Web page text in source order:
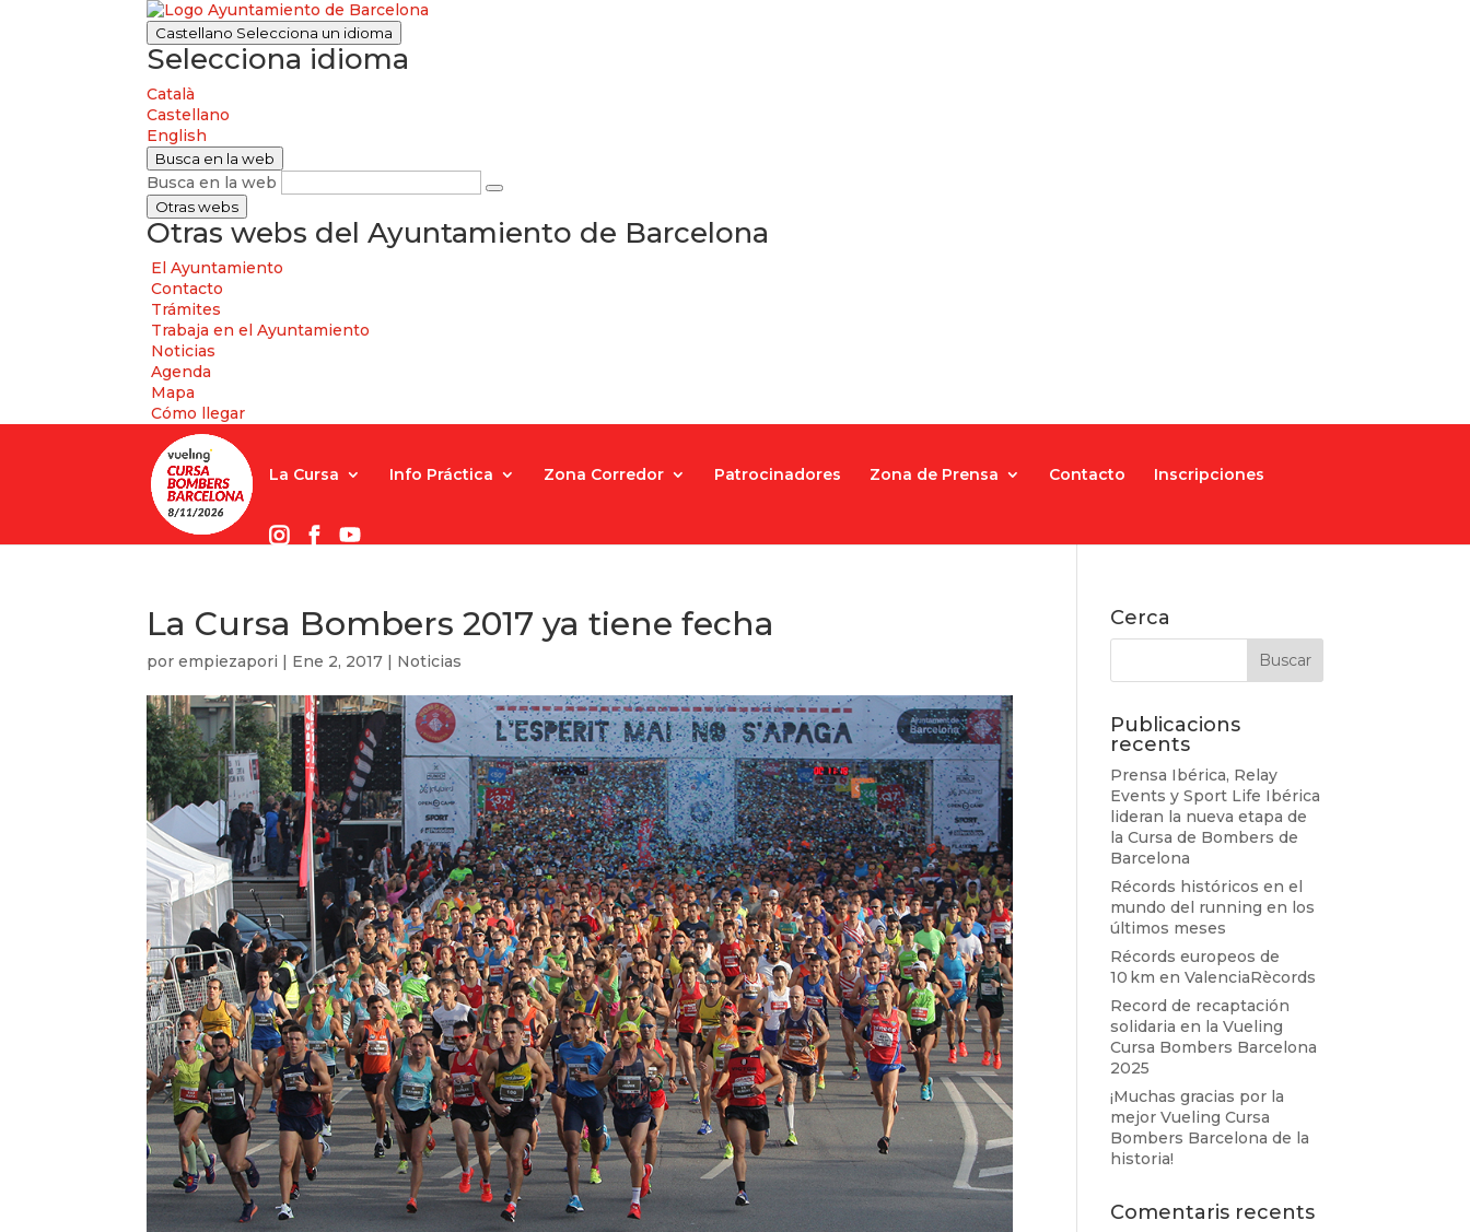
Castellano Selecciona un idioma
Selecciona idioma
Català
Castellano
English
Busca en la web
Busca en la web
Otras webs
Otras webs del Ayuntamiento de Barcelona
El Ayuntamiento
Contacto
Trámites
Trabaja en el Ayuntamiento
Noticias
Agenda
Mapa
Cómo llegar
La Cursa Info Práctica Zona Corredor Patrocinadores Zona de Prensa Contacto Inscripciones
La Cursa Bombers 2017 ya tiene fecha
porempiezapori | Ene 2, 2017 | Noticias
Cerca
Publicacions
recents
Prensa Ibérica, Relay
Events y Sport Life Ibérica
lideran la nueva etapa de
la Cursa de Bombers de
Barcelona
Récords históricos en el
mundo del running en los
últimos meses
Récords europeos de
10 km en ValenciaRècords
Record de recaptación
solidaria en la Vueling
Cursa Bombers Barcelona
2025
¡Muchas gracias por la
mejor Vueling Cursa
Bombers Barcelona de la
historia!
Comentaris recents